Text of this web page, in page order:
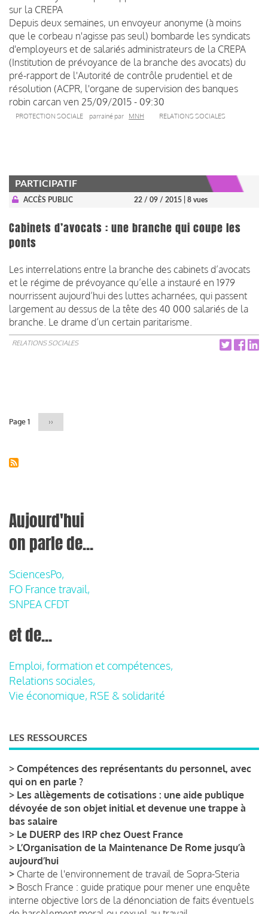
sur la CREPA
Depuis deux semaines, un envoyeur anonyme (à moins
que le corbeau n'agisse pas seul) bombarde les syndicats
d'employeurs et de salariés administrateurs de la CREPA
(Institution de prévoyance de la branche des avocats) du
pré-rapport de l'Autorité de contrôle prudentiel et de
résolution (ACPR, l'organe de supervision des banques
robin carcan ven 25/09/2015 - 09:30
PROTECTION SOCIALE parrainé par MNH RELATIONS SOCIALES
PARTICIPATIF
ACCÈS PUBLIC 22 / 09 / 2015 | 8 vues
Cabinets d’avocats : une branche qui coupe les
ponts
Les interrelations entre la branche des cabinets d’avocats
et le régime de prévoyance qu’elle a instauré en 1979
nourrissent aujourd’hui des luttes acharnées, qui passent
largement au dessus de la tête des 40 000 salariés de la
branche. Le drame d’un certain paritarisme.
RELATIONS SOCIALES
Page 1
Page
››
Aujourd'hui
on parle de...
SciencesPo,
FO France travail,
SNPEA CFDT
et de...
Emploi, formation et compétences,
Relations sociales,
Vie économique, RSE & solidarité
LES RESSOURCES
> Compétences des représentants du personnel, avec
qui on en parle ?
> Les allègements de cotisations : une aide publique
dévoyée de son objet initial et devenue une trappe à
bas salaire
> Le DUERP des IRP chez Ouest France
> L’Organisation de la Maintenance De Rome jusqu’à
aujourd’hui
> Charte de l'environnement de travail de Sopra-Steria
> Bosch France : guide pratique pour mener une enquête
interne objective lors de la dénonciation de faits éventuels